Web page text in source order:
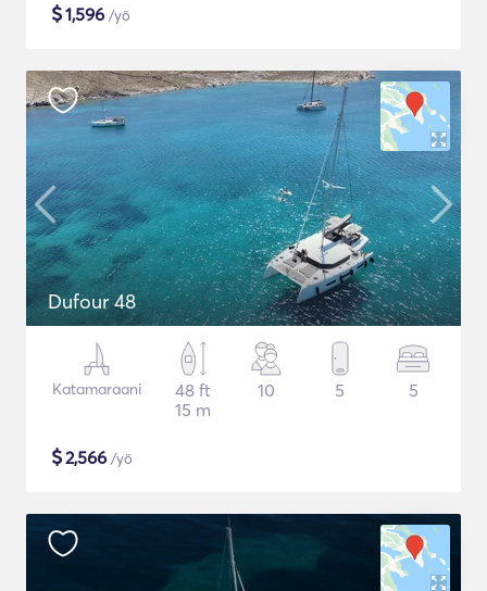
$1,596 /yö
Dufour 48
Katamaraani
48 ft
15 m
10 5 5
$2,566 /yö